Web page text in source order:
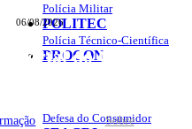
06/08/2026
Portal do Governo do
Sobre
Polícia Militar
POLITEC
Polícia Técnico-Científica
PROCON
Defesa do Consumidor